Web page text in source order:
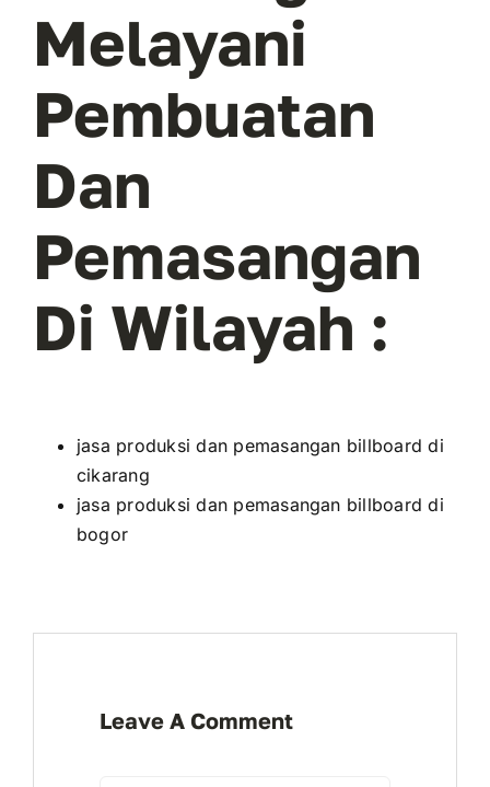
Melayani
Pembuatan
Dan
Pemasangan
Di Wilayah :
jasa produksi dan pemasangan billboard di
cikarang
jasa produksi dan pemasangan billboard di
bogor
Leave A Comment